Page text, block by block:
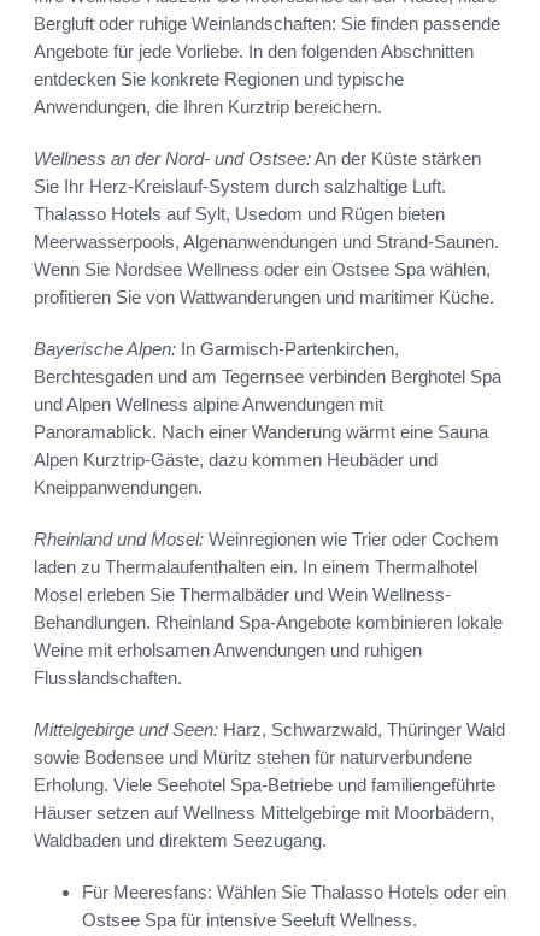
Bergluft oder ruhige Weinlandschaften: Sie finden passende
Angebote für jede Vorliebe. In den folgenden Abschnitten
entdecken Sie konkrete Regionen und typische
Anwendungen, die Ihren Kurztrip bereichern.
Wellness an der Nord- und Ostsee:An der Küste stärken
Sie Ihr Herz-Kreislauf-System durch salzhaltige Luft.
Thalasso Hotels auf Sylt, Usedom und Rügen bieten
Meerwasserpools, Algenanwendungen und Strand-Saunen.
Wenn Sie Nordsee Wellness oder ein Ostsee Spa wählen,
profitieren Sie von Wattwanderungen und maritimer Küche.
Bayerische Alpen: In Garmisch-Partenkirchen,
Berchtesgaden und am Tegernsee verbinden Berghotel Spa
und Alpen Wellness alpine Anwendungen mit
Panoramablick. Nach einer Wanderung wärmt eine Sauna
Alpen Kurztrip-Gäste, dazu kommen Heubäder und
Kneippanwendungen.
Rheinland und Mosel: Weinregionen wie Trier oder Cochem
laden zu Thermalaufenthalten ein. In einem Thermalhotel
Mosel erleben Sie Thermalbäder und Wein Wellness-
Behandlungen. Rheinland Spa-Angebote kombinieren lokale
Weine mit erholsamen Anwendungen und ruhigen
Flusslandschaften.
Mittelgebirge und Seen: Harz, Schwarzwald, Thüringer Wald
sowie Bodensee und Müritz stehen für naturverbundene
Erholung. Viele Seehotel Spa-Betriebe und familiengeführte
Häuser setzen auf Wellness Mittelgebirge mit Moorbädern,
Waldbaden und direktem Seezugang.
Für Meeresfans: Wählen Sie Thalasso Hotels oder ein
Ostsee Spa für intensive Seeluft Wellness.